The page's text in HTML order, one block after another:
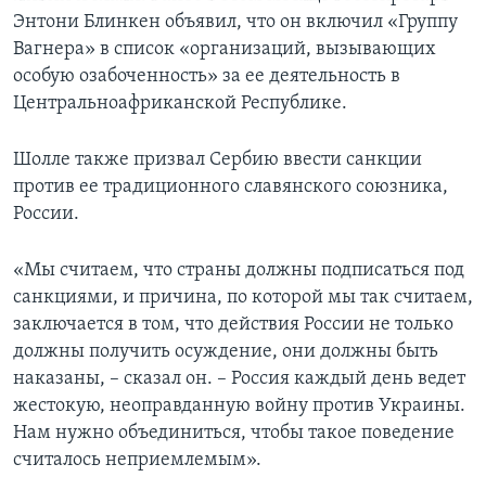
Энтони Блинкен объявил, что он включил «Группу
Вагнера» в список «организаций, вызывающих
особую озабоченность» за ее деятельность в
Центральноафриканской Республике.
Шолле также призвал Сербию ввести санкции
против ее традиционного славянского союзника,
России.
«Мы считаем, что страны должны подписаться под
санкциями, и причина, по которой мы так считаем,
заключается в том, что действия России не только
должны получить осуждение, они должны быть
наказаны, – сказал он. – Россия каждый день ведет
жестокую, неоправданную войну против Украины.
Нам нужно объединиться, чтобы такое поведение
считалось неприемлемым».